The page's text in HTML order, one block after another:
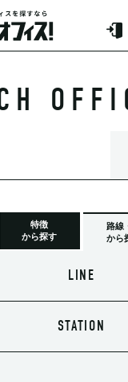
特徴
から探す
路線
から
LINE
STATION